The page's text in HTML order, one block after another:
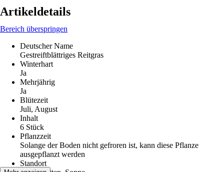
Artikeldetails
Bereich überspringen
Deutscher Name
Gestreiftblättriges Reitgras
Winterhart
Ja
Mehrjährig
Ja
Blütezeit
Juli, August
Inhalt
6 Stück
Pflanzzeit
Solange der Boden nicht gefroren ist, kann diese Pflanze
ausgepflanzt werden
Standort